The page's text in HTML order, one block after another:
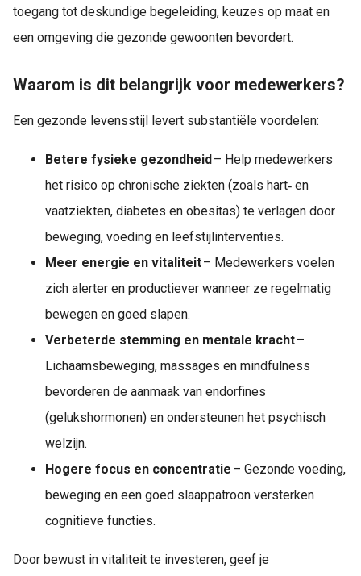
toegang tot deskundige begeleiding, keuzes op maat en
een omgeving die gezonde gewoonten bevordert.
Waarom is dit belangrijk voor medewerkers?
Een gezonde levensstijl levert substantiële voordelen:
Betere fysieke gezondheid– Help medewerkers
het risico op chronische ziekten (zoals hart‑ en
vaatziekten, diabetes en obesitas) te verlagen door
beweging, voeding en leefstijlinterventies.
Meer energie en vitaliteit– Medewerkers voelen
zich alerter en productiever wanneer ze regelmatig
bewegen en goed slapen.
Verbeterde stemming en mentale kracht–
Lichaamsbeweging, massages en mindfulness
bevorderen de aanmaak van endorfines
(gelukshormonen) en ondersteunen het psychisch
welzijn.
Hogere focus en concentratie – Gezonde voeding,
beweging en een goed slaappatroon versterken
cognitieve functies.
Door bewust in vitaliteit te investeren, geef je